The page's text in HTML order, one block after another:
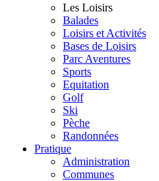
Les Loisirs
Balades
Loisirs et Activités
Bases de Loisirs
Parc Aventures
Sports
Equitation
Golf
Ski
Pèche
Randonnées
Pratique
Administration
Communes